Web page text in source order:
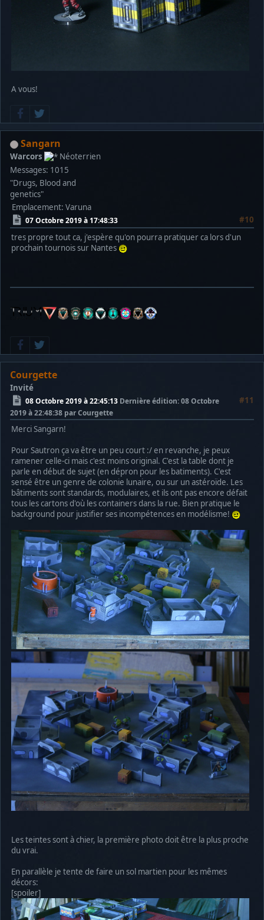
A vous!
Sangarn
Warcors
Néoterrien
Messages: 1015
"Drugs, Blood and
genetics"
Emplacement: Varuna
07 Octobre 2019 à 17:48:33
#10
tres propre tout ca, j'espère qu'on pourra pratiquer ca lors d'un
prochain tournois sur Nantes
Courgette
Invité
08 Octobre 2019 à 22:45:13 #11
Dernière édition: 08 Octobre
2019 à 22:48:38 par Courgette
Merci Sangarn!
Pour Sautron ça va être un peu court :/ en revanche, je peux
ramener celle-ci mais c'est moins original. C'est la table dont je
parle en début de sujet (en dépron pour les batiments). C'est
sensé être un genre de colonie lunaire, ou sur un astéroïde. Les
bâtiments sont standards, modulaires, et ils ont pas encore défait
tous les cartons d'où les containers dans la rue. Bien pratique le
background pour justifier ses incompétences en modélisme!
Les teintes sont à chier, la première photo doit être la plus proche
du vrai.
En parallèle je tente de faire un sol martien pour les mêmes
décors:
[spoiler]